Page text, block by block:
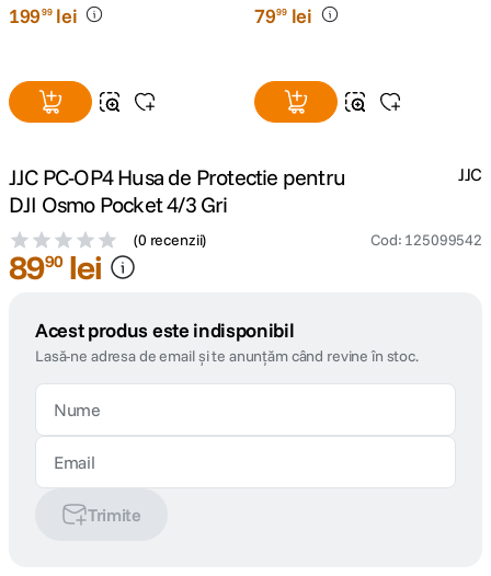
19999 lei 7999 lei
JJC PC-OP4 Husa de Protectie pentru
DJI Osmo Pocket 4/3 Gri
(0 recenzii) Cod: 125099542
JJC
8990 lei
Acest produs este indisponibil
Lasă-ne adresa de email și te anunțăm când revine în stoc.
Trimite